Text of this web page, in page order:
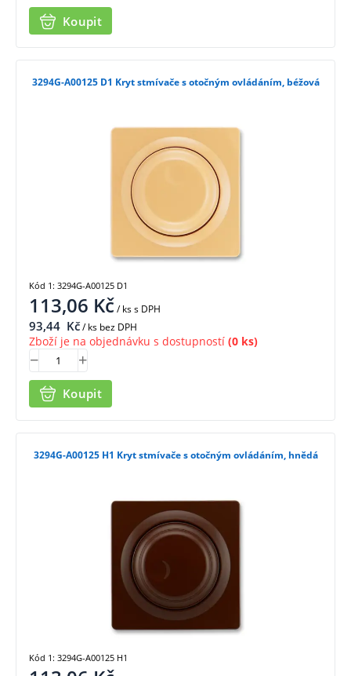
Koupit
3294G-A00125 D1 Kryt stmívače s otočným ovládáním, béžová
113,06 Kč/ kss DPH
93,44 Kč/ ks bez DPH
Zboží je na objednávku s dostupností (0 ks)
Koupit
Kód 1: 3294G-A00125 D1
3294G-A00125 H1 Kryt stmívače s otočným ovládáním, hnědá
Kód 1: 3294G-A00125 H1